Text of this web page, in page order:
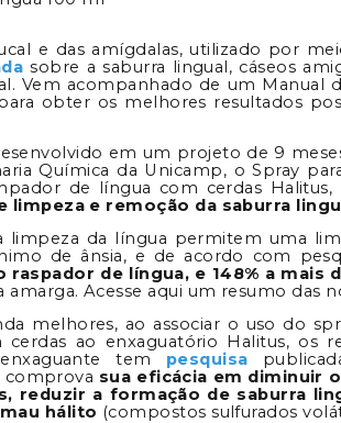
e das amígdalas, utilizado por
sobre a saburra lingual, cáseos
Vem acompanhado de um Manual
obter os melhores resultados
em um projeto de 9
Química da Unicamp, o Spray
de língua com cerdas Halitus,
limpeza e remoção da saburra
limpeza da língua permitem uma
de ânsia, e de acordo com
raspador de língua, e 148% a mais
Acesse aqui um resumo das
melhores, ao associar o uso do
ao enxaguatório Halitus, os
tem pesquisa
comprova sua eficácia em diminuir
reduzir a formação de saburra
hálito (compostos sulfurados